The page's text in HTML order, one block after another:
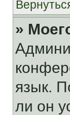
»
язык.
ли он